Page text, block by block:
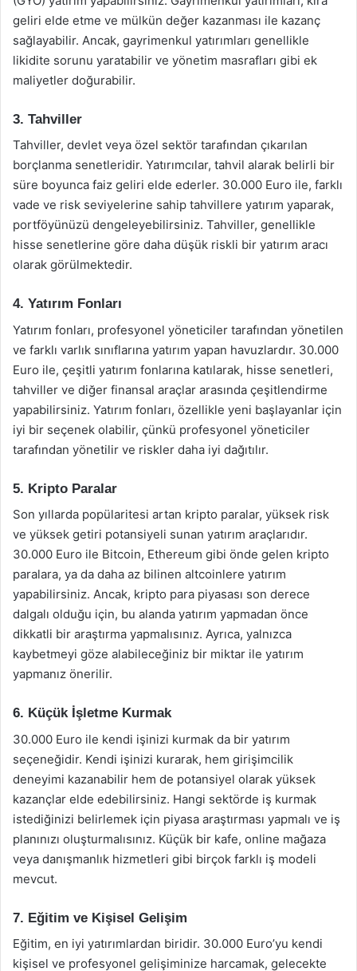
geliri elde etme ve mülkün değer kazanması ile kazanç
sağlayabilir. Ancak, gayrimenkul yatırımları genellikle
likidite sorunu yaratabilir ve yönetim masrafları gibi ek
maliyetler doğurabilir.
3. Tahviller
Tahviller, devlet veya özel sektör tarafından çıkarılan
borçlanma senetleridir. Yatırımcılar, tahvil alarak belirli bir
süre boyunca faiz geliri elde ederler. 30.000 Euro ile, farklı
vade ve risk seviyelerine sahip tahvillere yatırım yaparak,
portföyünüzü dengeleyebilirsiniz. Tahviller, genellikle
hisse senetlerine göre daha düşük riskli bir yatırım aracı
olarak görülmektedir.
4. Yatırım Fonları
Yatırım fonları, profesyonel yöneticiler tarafından yönetilen
ve farklı varlık sınıflarına yatırım yapan havuzlardır. 30.000
Euro ile, çeşitli yatırım fonlarına katılarak, hisse senetleri,
tahviller ve diğer finansal araçlar arasında çeşitlendirme
yapabilirsiniz. Yatırım fonları, özellikle yeni başlayanlar için
iyi bir seçenek olabilir, çünkü profesyonel yöneticiler
tarafından yönetilir ve riskler daha iyi dağıtılır.
5. Kripto Paralar
Son yıllarda popülaritesi artan kripto paralar, yüksek risk
ve yüksek getiri potansiyeli sunan yatırım araçlarıdır.
30.000 Euro ile Bitcoin, Ethereum gibi önde gelen kripto
paralara, ya da daha az bilinen altcoinlere yatırım
yapabilirsiniz. Ancak, kripto para piyasası son derece
dalgalı olduğu için, bu alanda yatırım yapmadan önce
dikkatli bir araştırma yapmalısınız. Ayrıca, yalnızca
kaybetmeyi göze alabileceğiniz bir miktar ile yatırım
yapmanız önerilir.
6. Küçük İşletme Kurmak
30.000 Euro ile kendi işinizi kurmak da bir yatırım
seçeneğidir. Kendi işinizi kurarak, hem girişimcilik
deneyimi kazanabilir hem de potansiyel olarak yüksek
kazançlar elde edebilirsiniz. Hangi sektörde iş kurmak
istediğinizi belirlemek için piyasa araştırması yapmalı ve iş
planınızı oluşturmalısınız. Küçük bir kafe, online mağaza
veya danışmanlık hizmetleri gibi birçok farklı iş modeli
mevcut.
7. Eğitim ve Kişisel Gelişim
Eğitim, en iyi yatırımlardan biridir. 30.000 Euro’yu kendi
kişisel ve profesyonel gelişiminize harcamak, gelecekte